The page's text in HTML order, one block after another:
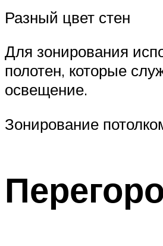
Разный цвет стен
Для зонирования
полотен, которые
освещение.
Зонирование